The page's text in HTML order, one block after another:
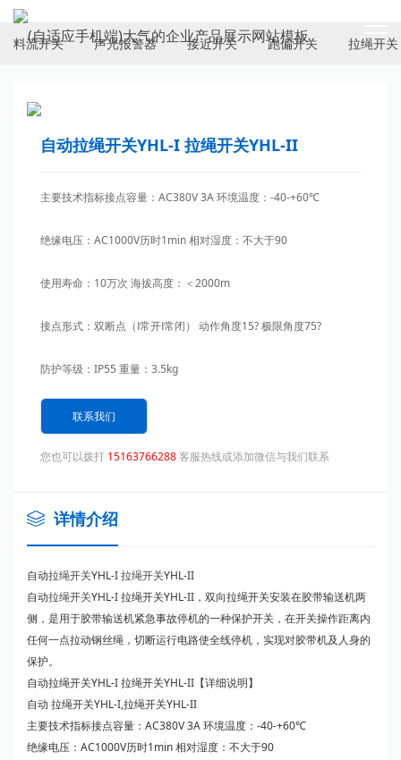
ELECTRICAL SWITCH
料流开关 声光报警器 接近开关 跑偏开关 拉绳开关
自动拉绳开关YHL-I 拉绳开关YHL-II
主要技术指标接点容量：AC380V 3A 环境温度：-40-+60℃
绝缘电压：AC1000V历时1min 相对湿度：不大于90
使用寿命：10万次 海拔高度：＜2000m
接点形式：双断点（Ⅰ常开Ⅰ常闭） 动作角度15? 极限角度75?
防护等级：IP55 重量：3.5kg
联系我们
您也可以拨打 15163766288客服热线或添加微信与我们联系
详情介绍
自动拉绳开关YHL-I拉绳开关YHL-II
自动拉绳开关YHL-I 拉绳开关YHL-II，双向拉绳开关安装在胶带输送机两
侧，是用于胶带输送机紧急事故停机的一种保护开关，在开关操作距离内
任何一点拉动钢丝绳，切断运行电路使全线停机，实现对胶带机及人身的
保护。
自动拉绳开关YHL-I 拉绳开关YHL-II【详细说明】
自动 拉绳开关YHL-I,拉绳开关YHL-II
主要技术指标接点容量：AC380V 3A 环境温度：-40-+60℃
绝缘电压：AC1000V历时1min 相对湿度：不大于90